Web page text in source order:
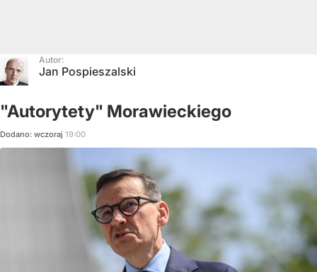
Autor:
Jan Pospieszalski
"Autorytety" Morawieckiego
Dodano: wczoraj 19:00